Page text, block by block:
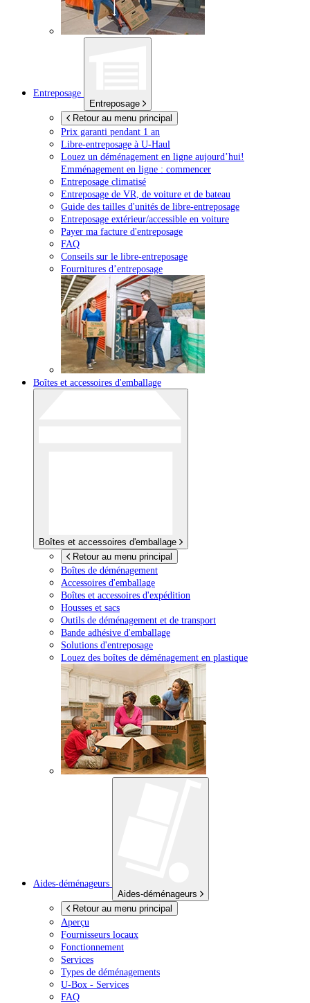
Entreposage
Entreposage
Retour au menu principal
Prix garanti pendant 1 an
Libre-entreposage à U-Haul
Louez un déménagement en ligne aujourd’hui!
Emménagement en ligne : commencer
Entreposage climatisé
Entreposage de VR, de voiture et de bateau
Guide des tailles d'unités de libre-entreposage
Entreposage extérieur/accessible en voiture
Payer ma facture d'entreposage
FAQ
Conseils sur le libre-entreposage
Fournitures d’entreposage
Boîtes et accessoires d'emballage
Boîtes et accessoires d'emballage
Retour au menu principal
Boîtes de déménagement
Accessoires d'emballage
Boîtes et accessoires d'expédition
Housses et sacs
Outils de déménagement et de transport
Bande adhésive d'emballage
Solutions d'entreposage
Louez des boîtes de déménagement en plastique
Aides-déménageurs
Aides-déménageurs
Retour au menu principal
Aperçu
Fournisseurs locaux
Fonctionnement
Services
Types de déménagements
U-Box - Services
FAQ